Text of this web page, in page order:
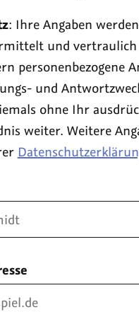
: Ihre Angaben
und vertraulich
personenbezogene
und
ohne Ihr
weiter. Weitere